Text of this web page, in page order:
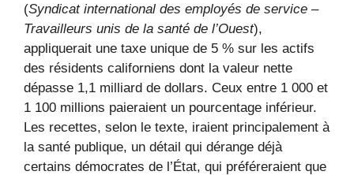
(Syndicat international des employés de service –
Travailleurs unis de la santé de l’Ouest),
appliquerait une taxe unique de 5 % sur les actifs
des résidents californiens dont la valeur nette
dépasse 1,1 milliard de dollars. Ceux entre 1 000 et
1 100 millions paieraient un pourcentage inférieur.
Les recettes, selon le texte, iraient principalement à
la santé publique, un détail qui dérange déjà
certains démocrates de l’État, qui préféreraient que